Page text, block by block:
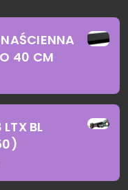
40 CM
BL